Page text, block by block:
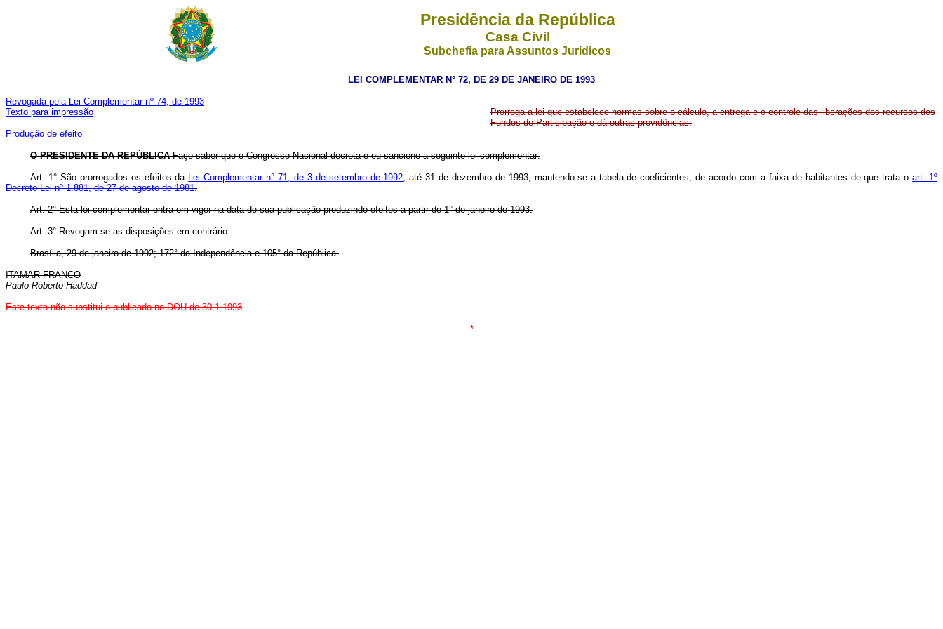
Presidência da República
Casa Civil
Subchefia para Assuntos Jurídicos
LEI COMPLEMENTAR N° 72, DE 29 DE JANEIRO DE 1993
Revogada pela Lei Complementar nº 74, de 1993
Texto para impressão
Produção de efeito
Prorroga a lei que estabelece normas sobre o cálculo, a entrega e o controle das liberações dos recursos dos
Fundos de Participação e dá outras providências.
O PRESIDENTE DA REPÚBLICAFaço saber que o Congresso Nacional decreta e eu sanciono a seguinte lei complementar:
Art. 1° São prorrogados os efeitos daLei Complementar n° 71, de 3 de setembro de 1992, até 31 de dezembro de 1993, mantendo-se a tabela de coeficientes, de acordo com a faixa de habitantes de que trata oart. 1º
Decreto-Lei nº 1.881, de 27 de agosto de 1981.
Art. 2° Esta lei complementar entra em vigor na data de sua publicação produzindo efeitos a partir de 1° de janeiro de 1993.
Art. 3° Revogam-se as disposições em contrário.
Brasília, 29 de janeiro de 1992; 172° da Independência e 105° da República.
ITAMAR FRANCO
Paulo Roberto Haddad
Este texto não substitui o publicado no DOU de 30.1.1993
*